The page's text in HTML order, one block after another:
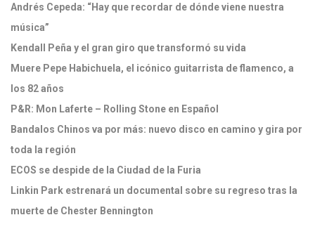
Andrés Cepeda: “Hay que recordar de dónde viene nuestra
música”
Kendall Peña y el gran giro que transformó su vida
Muere Pepe Habichuela, el icónico guitarrista de flamenco, a
los 82 años
P&R: Mon Laferte – Rolling Stone en Español
Bandalos Chinos va por más: nuevo disco en camino y gira por
toda la región
ECOS se despide de la Ciudad de la Furia
Linkin Park estrenará un documental sobre su regreso tras la
muerte de Chester Bennington